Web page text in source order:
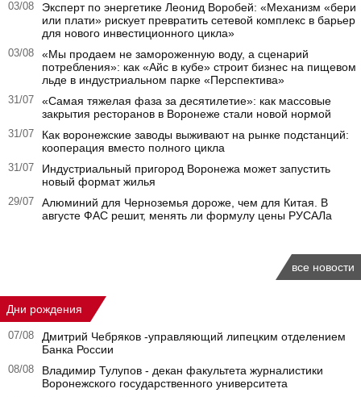
03/08
Эксперт по энергетике Леонид Воробей: «Механизм «бери
или плати» рискует превратить сетевой комплекс в барьер
для нового инвестиционного цикла»
03/08
«Мы продаем не замороженную воду, а сценарий
потребления»: как «Айс в кубе» строит бизнес на пищевом
льде в индустриальном парке «Перспектива»
31/07
«Самая тяжелая фаза за десятилетие»: как массовые
закрытия ресторанов в Воронеже стали новой нормой
31/07
Как воронежские заводы выживают на рынке подстанций:
кооперация вместо полного цикла
31/07
Индустриальный пригород Воронежа может запустить
новый формат жилья
29/07
Алюминий для Черноземья дороже, чем для Китая. В
августе ФАС решит, менять ли формулу цены РУСАЛа
все новости
Дни рождения
07/08
Дмитрий Чебряков -управляющий липецким отделением
Банка России
08/08
Владимир Тулупов - декан факультета журналистики
Воронежского государственного университета